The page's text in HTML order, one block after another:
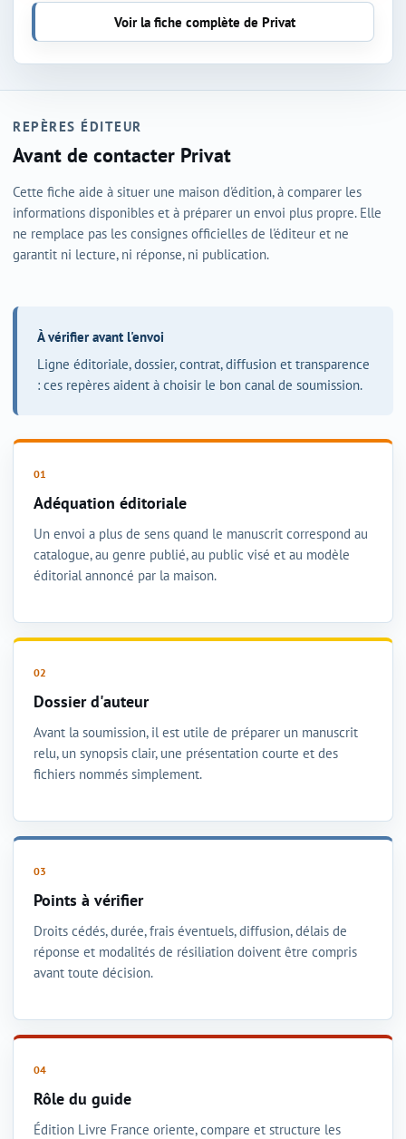
Voir la fiche complète de Privat
REPÈRES ÉDITEUR
Avant de contacter Privat
Cette fiche aide à situer une maison d'édition, à comparer les
informations disponibles et à préparer un envoi plus propre. Elle
ne remplace pas les consignes officielles de l'éditeur et ne
garantit ni lecture, ni réponse, ni publication.
À vérifier avant l'envoi
Ligne éditoriale, dossier, contrat, diffusion et transparence
: ces repères aident à choisir le bon canal de soumission.
Adéquation éditoriale
Un envoi a plus de sens quand le manuscrit correspond au
catalogue, au genre publié, au public visé et au modèle
éditorial annoncé par la maison.
Dossier d'auteur
Avant la soumission, il est utile de préparer un manuscrit
relu, un synopsis clair, une présentation courte et des
fichiers nommés simplement.
Points à vérifier
Droits cédés, durée, frais éventuels, diffusion, délais de
réponse et modalités de résiliation doivent être compris
avant toute décision.
Rôle du guide
Édition Livre France oriente, compare et structure les